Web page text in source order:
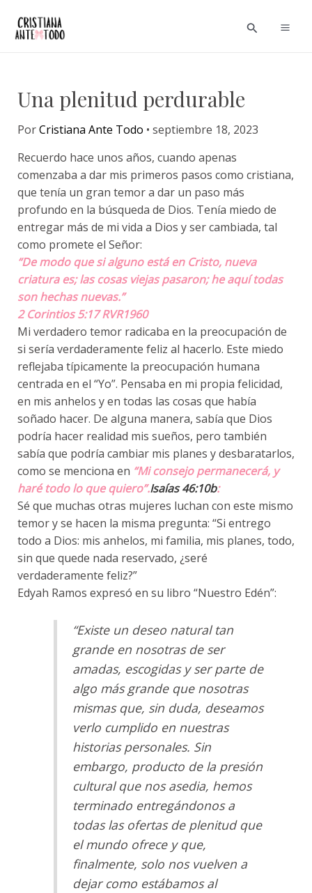
Buscar
Una plenitud perdurable
PorCristiana Ante Todo • septiembre 18, 2023
Recuerdo hace unos años, cuando apenas
comenzaba a dar mis primeros pasos como cristiana,
que tenía un gran temor a dar un paso más
profundo en la búsqueda de Dios. Tenía miedo de
entregar más de mi vida a Dios y ser cambiada, tal
como promete el Señor:
“De modo que si alguno está en Cristo, nueva
criatura es; las cosas viejas pasaron; he aquí todas
son hechas nuevas.”
‭‭2 Corintios‬ ‭5‬:‭17‬ ‭RVR1960
Mi verdadero temor radicaba en la preocupación de
si sería verdaderamente feliz al hacerlo. Este miedo
reflejaba típicamente la preocupación humana
centrada en el “Yo”. Pensaba en mi propia felicidad,
en mis anhelos y en todas las cosas que había
soñado hacer. De alguna manera, sabía que Dios
podría hacer realidad mis sueños, pero también
sabía que podría cambiar mis planes y desbaratarlos,
como se menciona en “Mi consejo permanecerá, y
haré todo lo que quiero”.Isaías 46:10b:
Sé que muchas otras mujeres luchan con este mismo
temor y se hacen la misma pregunta: “Si entrego
todo a Dios: mis anhelos, mi familia, mis planes, todo,
sin que quede nada reservado, ¿seré
verdaderamente feliz?”
Edyah Ramos expresó en su libro “Nuestro Edén”:
“Existe un deseo natural tan
grande en nosotras de ser
amadas, escogidas y ser parte de
algo más grande que nosotras
mismas que, sin duda, deseamos
verlo cumplido en nuestras
historias personales. Sin
embargo, producto de la presión
cultural que nos asedia, hemos
terminado entregándonos a
todas las ofertas de plenitud que
el mundo ofrece y que,
finalmente, solo nos vuelven a
dejar como estábamos al
de